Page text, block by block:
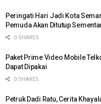
Peringati Hari Jadi Kota
Pemuda Akan Ditutup
0 SHARES
Paket Prime Video Mobile
Dapat Dipakai
0 SHARES
Petruk Dadi Ratu, Cerita